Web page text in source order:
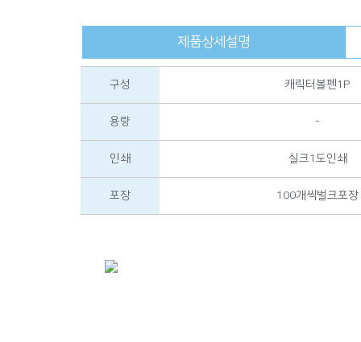
제품상세설명
구성 캐릭터볼펜1P
용량 -
인쇄 실크1도인쇄
포장 100개씩벌크포장